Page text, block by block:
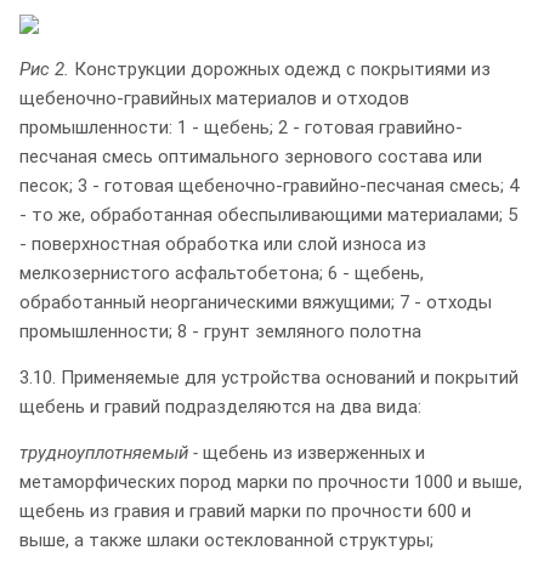
Рис 2. Конструкции дорожных одежд с покрытиями из
щебеночно-гравийных материалов и отходов
промышленности: 1 - щебень; 2 - готовая гравийно-
песчаная смесь оптимального зернового состава или
песок; 3 - готовая щебеночно-гравийно-песчаная смесь; 4
- то же, обработанная обеспыливающими материалами; 5
- поверхностная обработка или слой износа из
мелкозернистого асфальтобетона; 6 - щебень,
обработанный неорганическими вяжущими; 7 - отходы
промышленности; 8 - грунт земляного полотна
3.10. Применяемые для устройства оснований и покрытий
щебень и гравий подразделяются на два вида:
трудноуплотняемый - щебень из изверженных и
метаморфических пород марки по прочности 1000 и выше,
щебень из гравия и гравий марки по прочности 600 и
выше, а также шлаки остеклованной структуры;